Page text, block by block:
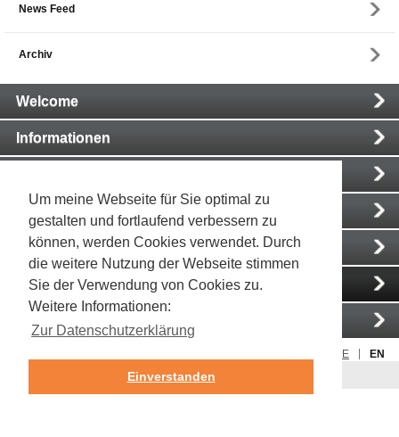
Um meine Webseite für Sie optimal zu
gestalten und fortlaufend verbessern zu
können, werden Cookies verwendet. Durch
die weitere Nutzung der Webseite stimmen
Sie der Verwendung von Cookies zu.
Weitere Informationen:
Zur Datenschutzerklärung
Einverstanden
News Feed
Archiv
Navigation
Welcome
Informationen
Weitere Anwendungsbeispiele
News
DE
EN
Zur klassischen Ansicht wechseln